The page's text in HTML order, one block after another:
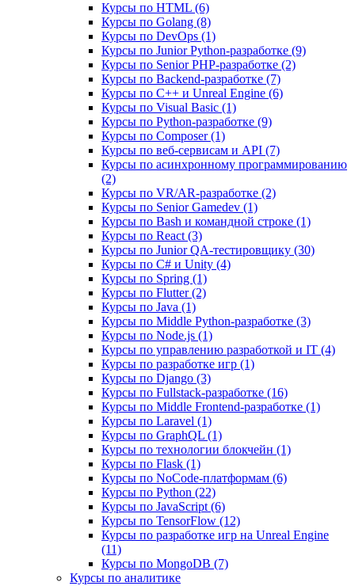
Курсы по HTML (6)
Курсы по Golang (8)
Курсы по DevOps (1)
Курсы по Junior Python-разработке (9)
Курсы по Senior PHP-разработке (2)
Курсы по Backend‑разработке (7)
Курсы по C++ и Unreal Engine (6)
Курсы по Visual Basic (1)
Курсы по Python-разработке (9)
Курсы по Composer (1)
Курсы по веб‑сервисам и API (7)
Курсы по асинхронному программированию
(2)
Курсы по VR/AR‑разработке (2)
Курсы по Senior Gamedev (1)
Курсы по Bash и командной строке (1)
Курсы по React (3)
Курсы по Junior QA-тестировщику (30)
Курсы по C# и Unity (4)
Курсы по Spring (1)
Курсы по Flutter (2)
Курсы по Java (1)
Курсы по Middle Python-разработке (3)
Курсы по Node.js (1)
Курсы по управлению разработкой и IT (4)
Курсы по разработке игр (1)
Курсы по Django (3)
Курсы по Fullstack‑разработке (16)
Курсы по Middle Frontend-разработке (1)
Курсы по Laravel (1)
Курсы по GraphQL (1)
Курсы по технологии блокчейн (1)
Курсы по Flask (1)
Курсы по NoCode‑платформам (6)
Курсы по Python (22)
Курсы по JavaScript (6)
Курсы по TensorFlow (12)
Курсы по разработке игр на Unreal Engine
(11)
Курсы по MongoDB (7)
Курсы по аналитике